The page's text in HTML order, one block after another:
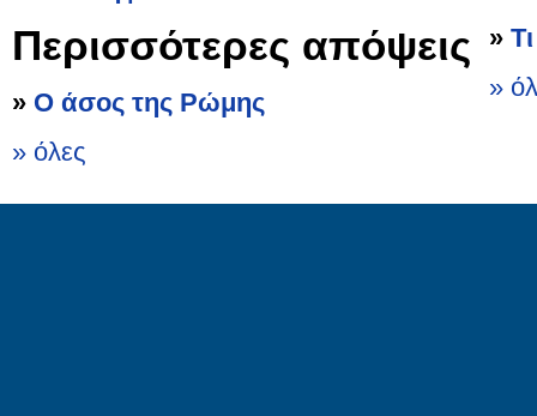
Περισσότερες απόψεις
» Ο άσος της Ρώμης
» όλες
»
»